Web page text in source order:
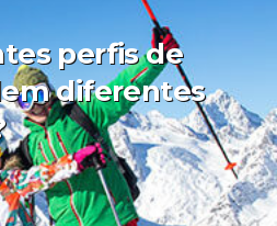
perfis de
diferentes